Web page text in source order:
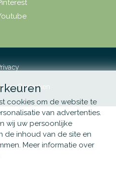
Gedenken
cookies om de website te
van advertenties.
wij uw persoonlijke
de inhoud van de site en
Meer informatie over